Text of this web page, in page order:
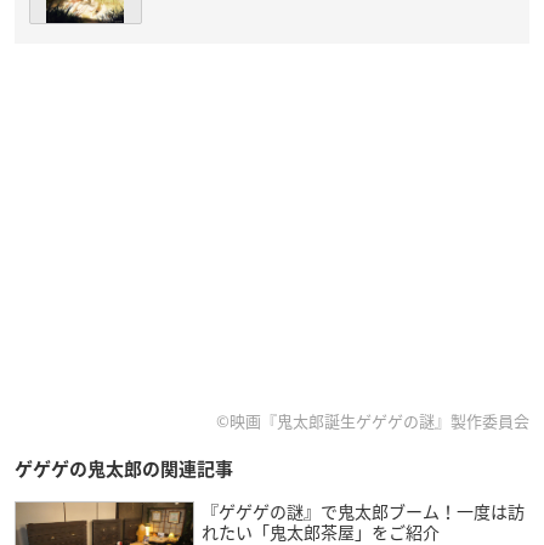
©映画『鬼太郎誕生ゲゲゲの謎』製作委員会
ゲゲゲの鬼太郎の関連記事
『ゲゲゲの謎』で鬼太郎ブーム！一度は訪
れたい「鬼太郎茶屋」をご紹介